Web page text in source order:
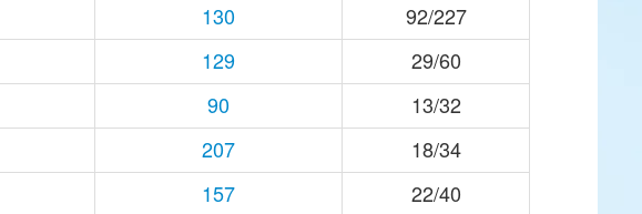
130
92/227
129
29/60
90
13/32
207
18/34
157
22/40